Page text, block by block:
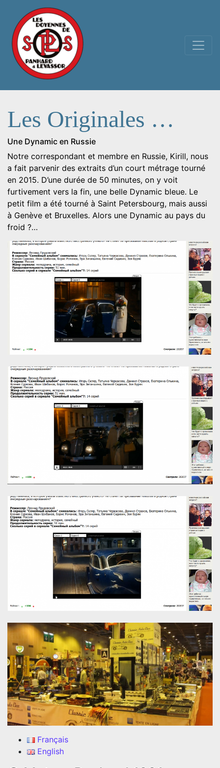
Navigation principale
Les Originales …
Une Dynamic en Russie
Notre correspondant et membre en Russie, Kirill, nous
a fait parvenir des extraits d’un court métrage tourné
en 2015. D’une durée de 50 minutes, on y voit
furtivement vers la fin, une belle Dynamic bleue. Le
petit film a été tourné à Saint Petersbourg, mais aussi
à Genève et Bruxelles. Alors une Dynamic au pays du
froid ?…
Français
English